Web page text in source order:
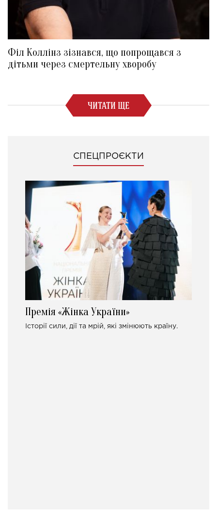
Філ Коллінз зізнався, що попрощався з
дітьми через смертельну хворобу
ЧИТАТИ ЩЕ
СПЕЦПРОЄКТИ
Премія «Жінка України»
Історії сили, дії та мрій, які змінюють країну.